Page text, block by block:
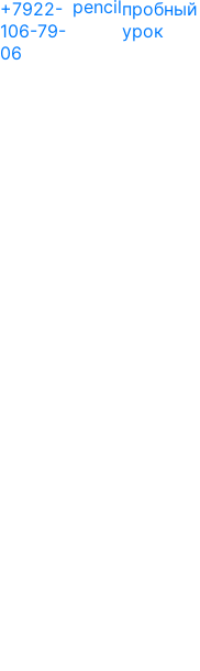
+7922-
106-79-
06
пробный
урок